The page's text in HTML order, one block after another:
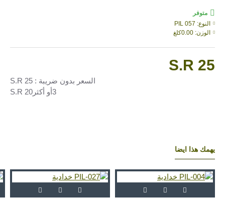
S.R 25
السعر بدون ضريبة : S.R 25
3أو أكثرS.R 20
متوفر
النوع: PIL 057
الوزن: 0.00كلغ
يهمك هذا ايضا